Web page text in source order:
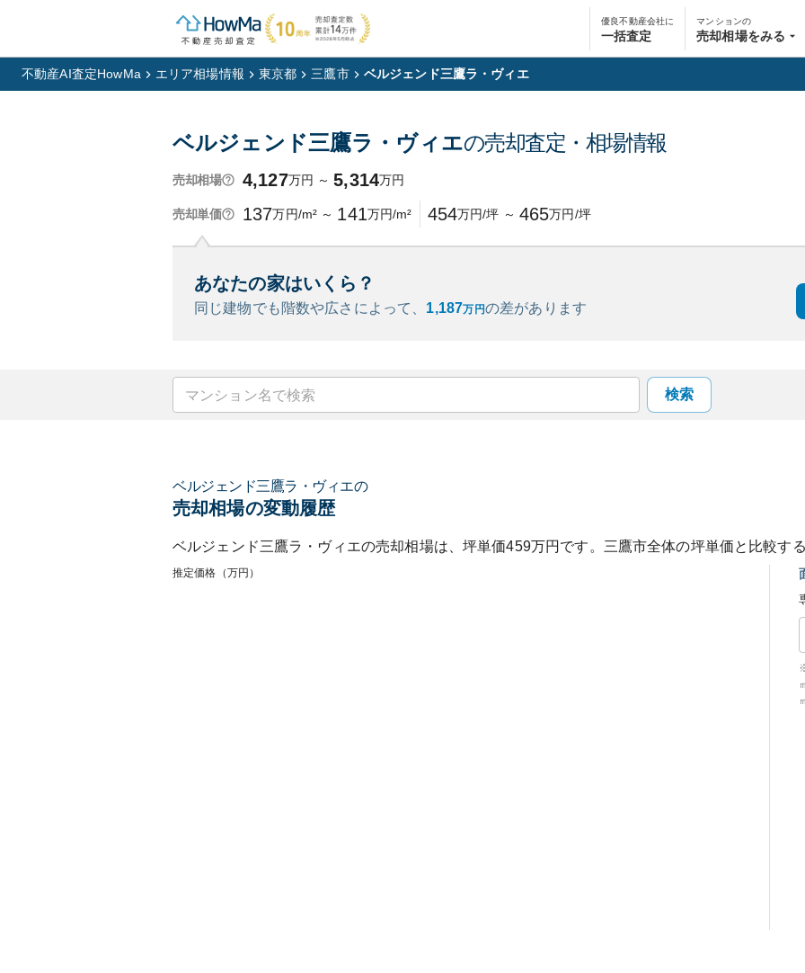
優良不動産会社に
一括査定
マンションの
売却相場をみる
不動産AI査定HowMa エリア相場情報 東京都 三鷹市 ベルジェンド三鷹ラ・ヴィエ
ベルジェンド三鷹ラ・ヴィエの売却査定・相場情報
売却相場 4,127万円 ～ 5,314万円
売却単価 137万円/m² ～ 141万円/m² 454万円/坪 ～ 465万円/坪
あなたの家はいくら？
同じ建物でも階数や広さによって、 1,187万円の差があります
検索
ベルジェンド三鷹ラ・ヴィエの
売却相場の変動履歴
ベルジェンド三鷹ラ・ヴィエの売却相場は、坪単価459万円です。 三鷹市全体の坪単価と比較す
推定価格（万円）